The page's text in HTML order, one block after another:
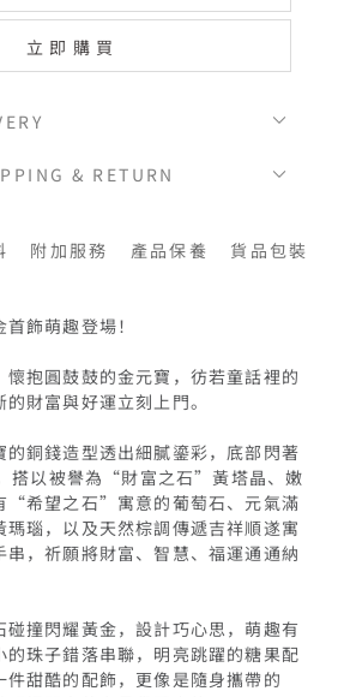
立即購買
& RETURN
附加服務 產品保養 貨品包裝
飾萌趣登場！
抱圓鼓鼓的金元寶，彷若童話裡的
財富與好運立刻上門。
銅錢造型透出細膩鎏彩，底部閃著
搭以被譽為“財富之石”黃塔晶、嫩
“希望之石”寓意的葡萄石、元氣滿
瑙，以及天然棕調傳遞吉祥順遂寓
，祈願將財富、智慧、福運通通納
撞閃耀黃金，設計巧心思，萌趣有
的珠子錯落串聯，明亮跳躍的糖果配
甜酷的配飾，更像是隨身攜帶的